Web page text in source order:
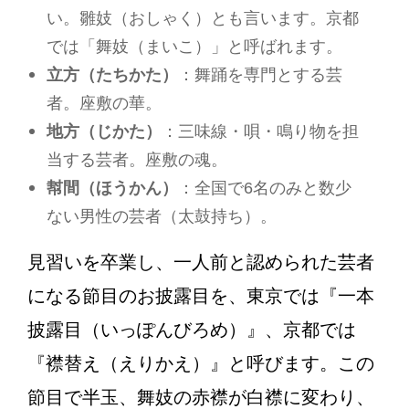
い。雛妓（おしゃく）とも言います。京都
では「舞妓（まいこ）」と呼ばれます。
立方（たちかた）
：舞踊を専門とする芸
者。座敷の華。
地方（じかた）
：三味線・唄・鳴り物を担
当する芸者。座敷の魂。
幇間（ほうかん）
：全国で6名のみと数少
ない男性の芸者（太鼓持ち）。
見習いを卒業し、一人前と認められた芸者
になる節目のお披露目を、東京では『一本
披露目（いっぽんびろめ）』、京都では
『襟替え（えりかえ）』と呼びます。この
節目で半玉、舞妓の赤襟が白襟に変わり、